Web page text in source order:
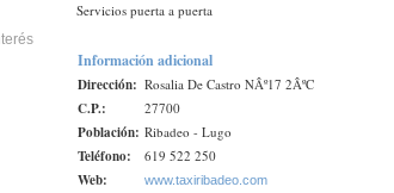
Servicios puerta a puerta
Información adicional
Dirección: Rosalia De Castro NÂº17 2ÂºC
C.P.: 27700
Población: Ribadeo - Lugo
Teléfono: 619 522 250
Web: www.taxiribadeo.com